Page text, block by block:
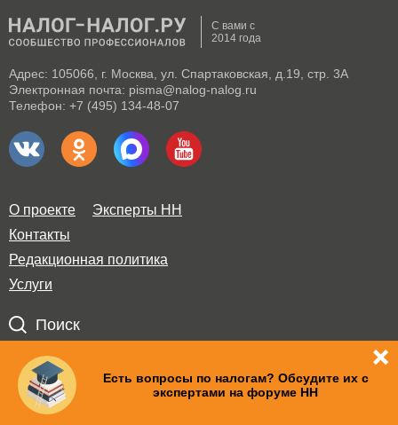
С вами с
2014 года
Адрес: 105066, г. Москва, ул. Спартаковская, д.19, стр. 3А
Электронная почта: pisma@nalog-nalog.ru
Телефон: +7 (495) 134-48-07
О проекте
Эксперты НН
Контакты
Редакционная политика
Услуги
Поиск
Правила использования материалов и авторские права
Пользовательское соглашение
Политика по обработке персональных данных
Есть вопросы по налогам? Обсудите их с
экспертами на форуме НН